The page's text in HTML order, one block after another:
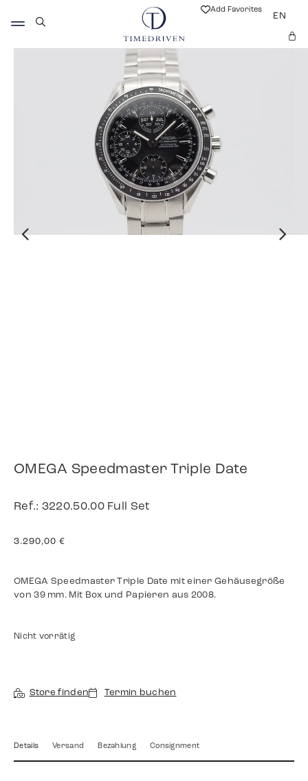
Add Favorites
EN
OMEGA Speedmaster Triple Date
Ref.: 3220.50.00 Full Set
3.290,00 €
OMEGA Speedmaster Triple Date mit einer Gehäusegröße
von 39 mm. Mit Box und Papieren aus 2008.
Nicht vorrätig
Store finden Termin buchen
Details Versand Bezahlung Consignment